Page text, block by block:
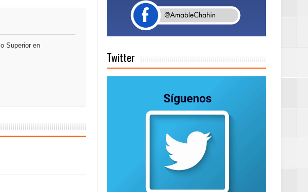
Local RD con perspectiva
“Canto a la Patria” en la clausura
Superior en
Twitter